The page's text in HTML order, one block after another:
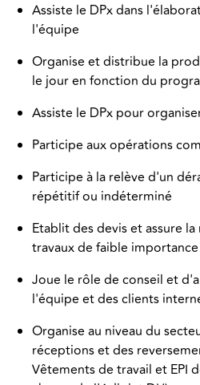
Assiste le DPx dans
l'équipe
Organise et distribue la
le jour en fonction du
Assiste le DPx pour
Participe aux opérations
Participe à la relève d'un
répétitif ou indéterminé
Etablit des devis et assure
travaux de faible
Joue le rôle de conseil et
l'équipe et des clients
Organise au niveau du
réceptions et des
Vêtements de travail et EPI